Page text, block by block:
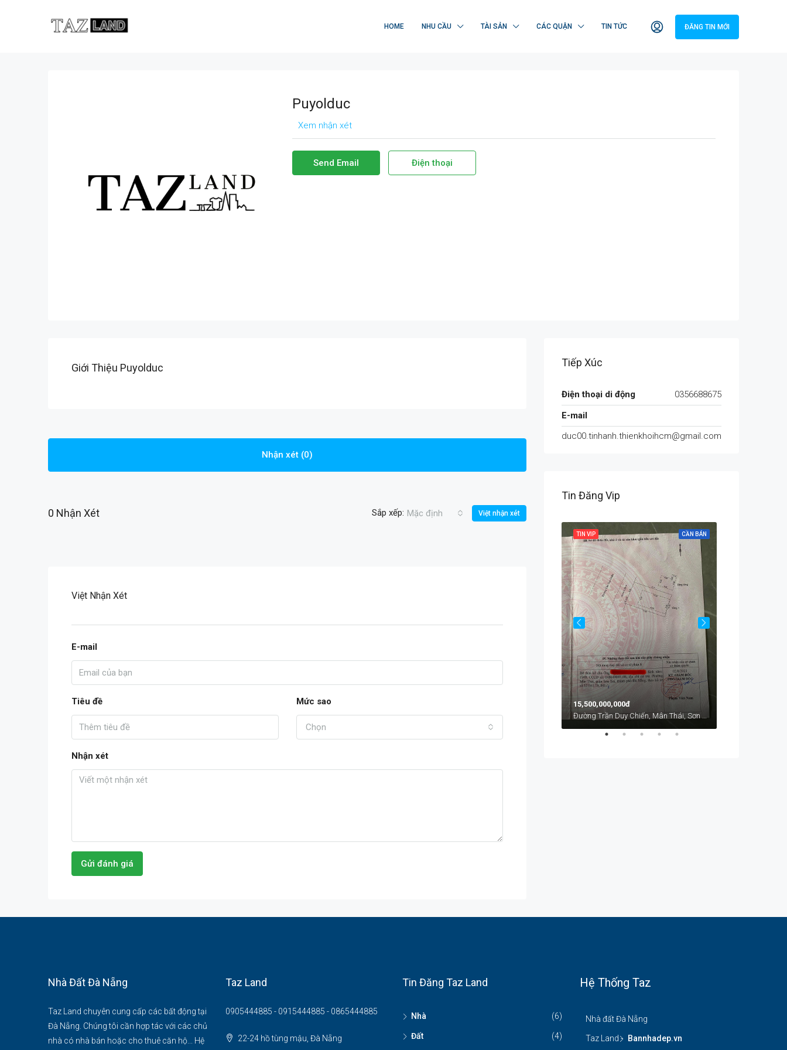
HOME NHU CẦU TÀI SẢN CÁC QUẬN TIN TỨC ĐĂNG TIN MỚI
Puyolduc
Xem nhận xét
Send Email Điện thoại
Giới Thiệu Puyolduc
Nhận xét (0)
0 Nhận Xét Sắp xếp: Mặc định Việt nhận xét
Việt Nhận Xét
E-mail
Tiêu đề Mức sao
Chọn
Nhận xét
Gửi đánh giá
Tiếp Xúc
Điện thoại di động
0356688675
E-mail
duc00.tinhanh.thienkhoihcm@gmail.com
Tin Đăng Vip
CẦN BÁN
TIN VIP
15,500,000,000đ
Nhà Đất Đà Nẵng
Taz Land chuyên cung cấp các bất động tại
Đà Nẵng. Chúng tôi cần hợp tác với các chủ
nhà có nhà bán hoặc cho thuê căn hộ... Hệ
Taz Land
0905444885 - 0915444885 - 0865444885
22-24 hồ tùng mậu, Đà Nẵng
Tin Đăng Taz Land
Nhà (6)
Đất (4)
Hệ Thống Taz
Nhà đất Đà Nẵng
Taz Land - Bannhadep.vn